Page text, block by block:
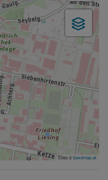
Tiles ©basemap.at